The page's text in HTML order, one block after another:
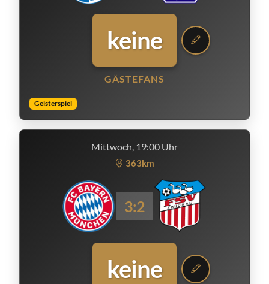
keine
GÄSTEFANS
Geisterspiel
Mittwoch, 19:00 Uhr
363km
3:2
keine